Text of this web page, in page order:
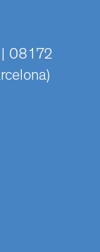
| 08172